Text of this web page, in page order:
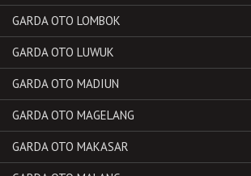
GARDA OTO LOMBOK
GARDA OTO LUWUK
GARDA OTO MADIUN
GARDA OTO MAGELANG
GARDA OTO MAKASAR